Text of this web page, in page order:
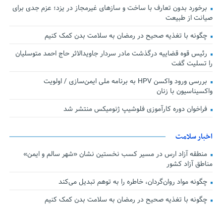
برخورد بدون تعارف با ساخت‌ و سازهای غیرمجاز در یزد؛ عزم جدی برای
صیانت از طبیعت
چگونه با تغذیه صحیح در رمضان به سلامت بدن کمک کنیم
رئیس قوه قضاییه درگذشت مادر سردار جاویدالاثر حاج احمد متوسلیان
را تسلیت گفت
بررسی ورود واکسن HPV به برنامه ملی ایمن‌سازی / اولویت
واکسیناسیون با زنان
فراخوان دوره کارآموزی فلوشیپ ژنومیکس منتشر شد
اخبار سلامت
منطقه آزاد ارس در مسیر کسب نخستین نشان «شهر سالم و ایمن»
مناطق آزاد کشور
چگونه مواد روان‌گردان، خاطره را به توهم تبدیل می‌کند
چگونه با تغذیه صحیح در رمضان به سلامت بدن کمک کنیم